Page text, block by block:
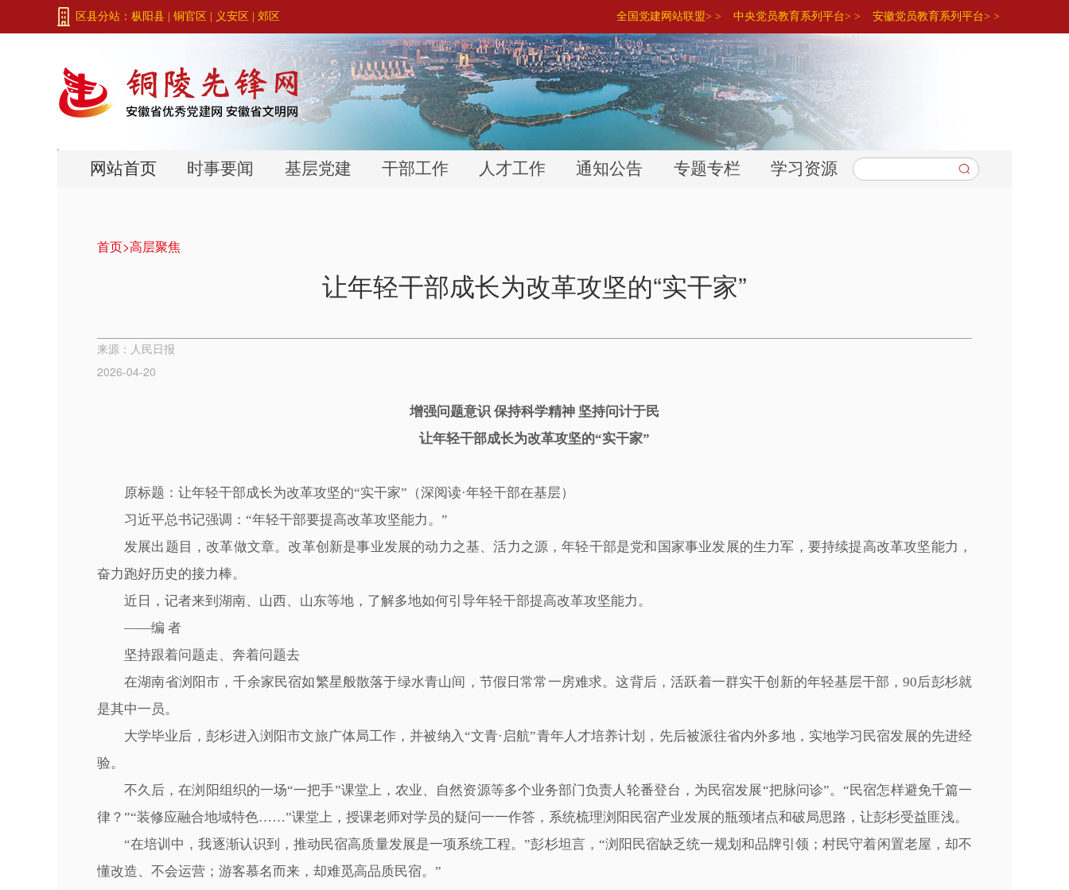
区县分站： 枞阳县 铜官区 义安区 郊区 全国党建网站联盟> > 中央党员教育系列平台> > 安徽党员教育系列平台> >
网站首页 时事要闻 基层党建 干部工作 人才工作 通知公告 专题专栏 学习资源
首页>高层聚焦
让年轻干部成长为改革攻坚的“实干家”
来源：人民日报
2026-04-20
增强问题意识 保持科学精神 坚持问计于民
让年轻干部成长为改革攻坚的“实干家”
原标题：让年轻干部成长为改革攻坚的“实干家”（深阅读·年轻干部在基层）
习近平总书记强调：“年轻干部要提高改革攻坚能力。”
发展出题目，改革做文章。改革创新是事业发展的动力之基、活力之源，年轻干部是党和国家事业发展的生力军，要持续提高改革攻坚能力，
奋力跑好历史的接力棒。
近日，记者来到湖南、山西、山东等地，了解多地如何引导年轻干部提高改革攻坚能力。
——编 者
坚持跟着问题走、奔着问题去
在湖南省浏阳市，千余家民宿如繁星般散落于绿水青山间，节假日常常一房难求。这背后，活跃着一群实干创新的年轻基层干部，90后彭杉就
是其中一员。
大学毕业后，彭杉进入浏阳市文旅广体局工作，并被纳入“文青·启航”青年人才培养计划，先后被派往省内外多地，实地学习民宿发展的先进经
验。
不久后，在浏阳组织的一场“一把手”课堂上，农业、自然资源等多个业务部门负责人轮番登台，为民宿发展“把脉问诊”。“民宿怎样避免千篇一
律？”“装修应融合地域特色……”课堂上，授课老师对学员的疑问一一作答，系统梳理浏阳民宿产业发展的瓶颈堵点和破局思路，让彭杉受益匪浅。
“在培训中，我逐渐认识到，推动民宿高质量发展是一项系统工程。”彭杉坦言，“浏阳民宿缺乏统一规划和品牌引领；村民守着闲置老屋，却不
懂改造、不会运营；游客慕名而来，却难觅高品质民宿。”